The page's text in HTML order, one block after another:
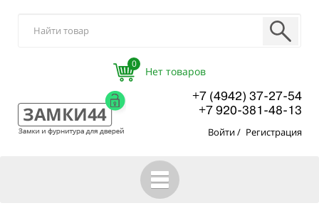
0
+7 (4942) 37-27-54
+7 920-381-48-13
Войти/ Регистрация